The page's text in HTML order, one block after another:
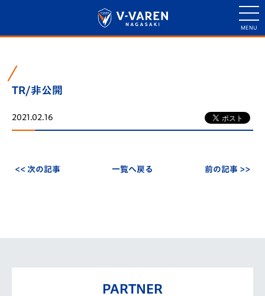
TR/非公開
2021.02.16
<< 次の記事 一覧へ戻る 前の記事 >>
PARTNER